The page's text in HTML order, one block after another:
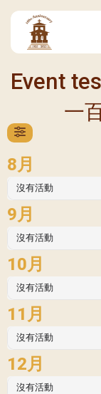
Event
一
8月
沒有活動
9月
沒有活動
10月
沒有活動
11月
沒有活動
12月
沒有活動